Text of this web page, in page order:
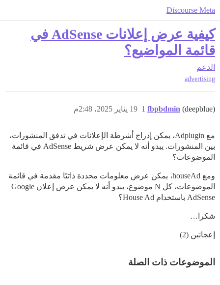
Discourse Meta
كيفية عرض إعلانات AdSense في
قائمة المواضيع؟
الدعم
advertising
fbpbdmin (deepblue) 19 يناير 2025، 2:48م 1
مع Adplugin، يمكن إدراج أشرطة الإعلانات في تدفق المنشورات،
بين المنشورات. يبدو أنه لا يمكن عرض شريط AdSense في قائمة
الموضوعات؟
ومع houseAd، يمكن عرض معلومات محددة ذاتيًا مقدمة في قائمة
الموضوعات، كل N موضوع، يبدو أنه لا يمكن عرض إعلان Google
AdSense باستخدام House Ad؟
شكرا…
إعجابَين (2)
الموضوعات ذات الصلة